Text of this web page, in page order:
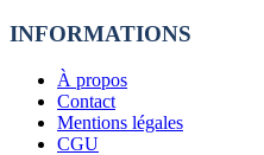
INFORMATIONS
À propos
Contact
Mentions légales
CGU